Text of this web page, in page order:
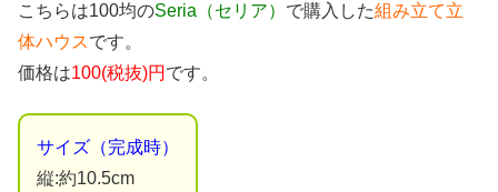
こちらは100均のSeria（セリア） で購入した組み立て立
体ハウスです。
価格は100(税抜)円 です。
サイズ（完成時）
縦:約10.5cm